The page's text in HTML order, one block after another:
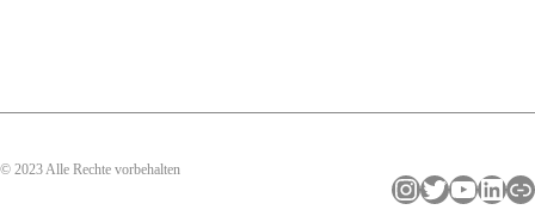
© 2023 Alle Rechte vorbehalten
InstagramTwitter YouTube LinkedIn Link